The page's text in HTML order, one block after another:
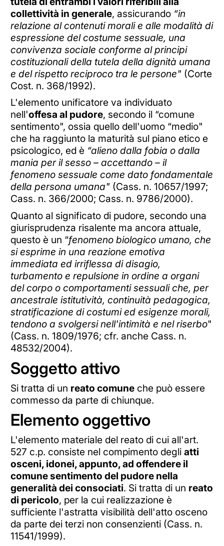
collettività in generale, assicurando “in
relazione al contenuti morali e alle modalità di
espressione del costume sessuale, una
convivenza sociale conforme al principi
costituzionali della tutela della dignità umana
e del rispetto reciproco tra le persone" (Corte
Cost. n. 368/1992).
L'elemento unificatore va individuato
nell'offesa al pudore, secondo il “comune
sentimento", ossia quello dell'uomo “medio"
che ha raggiunto la maturità sul piano etico e
psicologico, ed è “alieno dalla fobia o dalla
mania per il sesso – accettando – il
fenomeno sessuale come dato fondamentale
della persona umana" (Cass. n. 10657/1997;
Cass. n. 366/2000; Cass. n. 9786/2000).
Quanto al significato di pudore, secondo una
giurisprudenza risalente ma ancora attuale,
questo è un “fenomeno biologico umano, che
si esprime in una reazione emotiva
immediata ed irriflessa di disagio,
turbamento e repulsione in ordine a organi
del corpo o comportamenti sessuali che, per
ancestrale istitutività, continuità pedagogica,
stratificazione di costumi ed esigenze morali,
tendono a svolgersi nell'intimità e nel riserbo"
(Cass. n. 1809/1976; cfr. anche Cass. n.
48532/2004).
Soggetto attivo
Si tratta di un reato comuneche può essere
commesso da parte di chiunque.
Elemento oggettivo
L'elemento materiale del reato di cui all'art.
527 c.p. consiste nel compimento degli atti
osceni, idonei, appunto, ad offendere il
comune sentimento del pudore nella
generalità dei consociati. Si tratta di un reato
di pericolo, per la cui realizzazione è
sufficiente l'astratta visibilità dell'atto osceno
da parte dei terzi non consenzienti (Cass. n.
11541/1999).